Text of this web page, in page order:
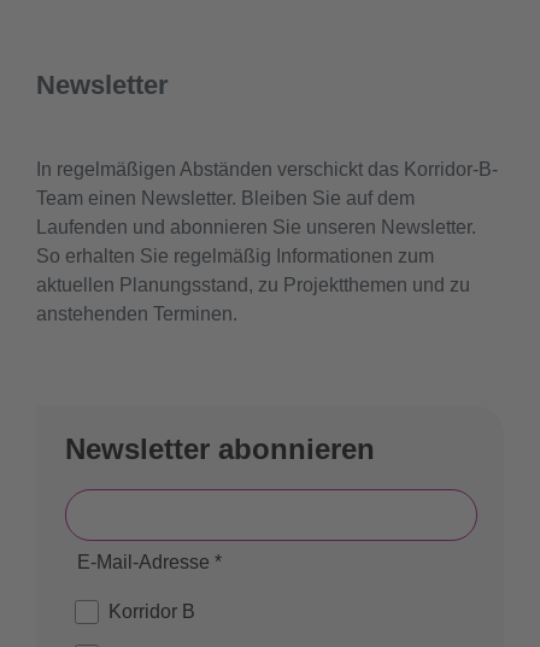
Newsletter
In regelmäßigen Abständen verschickt das Korridor-B-
Team einen Newsletter. Bleiben Sie auf dem
Laufenden und abonnieren Sie unseren Newsletter.
So erhalten Sie regelmäßig Informationen zum
aktuellen Planungsstand, zu Projektthemen und zu
anstehenden Terminen.